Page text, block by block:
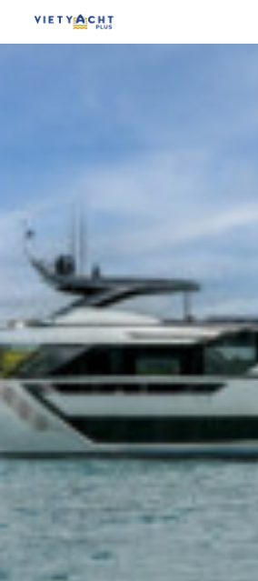
VIETYACHT PLUS
LẤY BẰNG LÁI THUYỀN
SEARCH